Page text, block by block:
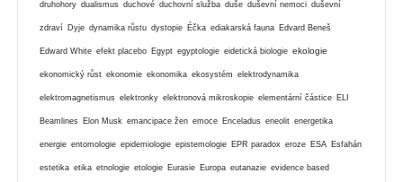
druhohory dualismus duchové duchovní služba duše duševní nemoci duševní
zdraví Dyje dynamika růstu dystopie Éčka ediakarská fauna Edvard Beneš
Edward White efekt placebo Egypt egyptologie eidetická biologie ekologie
ekonomický růst ekonomie ekonomika ekosystém elektrodynamika
elektromagnetismus elektronky elektronová mikroskopie elementární částice ELI
Beamlines Elon Musk emancipace žen emoce Enceladus eneolit energetika
energie entomologie epidemiologie epistemologie EPR paradox eroze ESA Esfahán
estetika etika etnologie etologie Eurasie Europa eutanazie evidence based